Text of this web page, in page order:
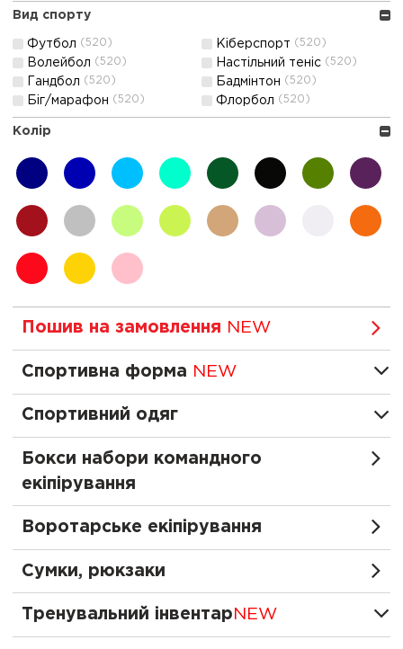
Вид спорту
Футбол (520)
Волейбол (520)
Гандбол (520)
Біг/марафон (520)
Кіберспорт (520)
Настільний теніс (520)
Бадмінтон (520)
Флорбол (520)
Колір
темно-
синій
синій блакитнийбірюзовийзелений чорний
бордовийсірий салатовийнеон коричневийсиреневый
червонийжовтий рожевий
Пошив на замовлення NEW
Спортивна форма NEW
Спортивний одяг
Бокси набори командного
екіпірування
Воротарське екіпірування
Сумки, рюкзаки
Тренувальний інвентар NEW